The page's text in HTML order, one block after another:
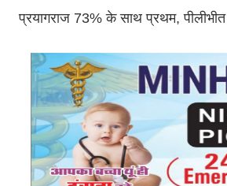
प्रयागराज 73% के साथ प्रथम,